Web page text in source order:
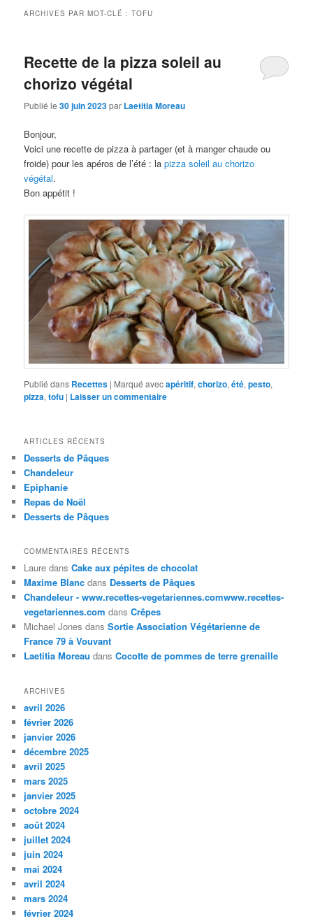
ARCHIVES PAR MOT-CLÉ :TOFU
Recette de la pizza soleil au
chorizo végétal
Publié le30 juin 2023par Laetitia Moreau
Bonjour,
Voici une recette de pizza à partager (et à manger chaude ou
froide) pour les apéros de l’été : lapizza soleil au chorizo
végétal.
Bon appétit !
Publié dans Recettes | Marqué avecapéritif,chorizo,été,pesto,
pizza,tofu | Laisser un commentaire
ARTICLES RÉCENTS
Desserts de Pâques
Chandeleur
Epiphanie
Repas de Noël
Desserts de Pâques
COMMENTAIRES RÉCENTS
Laure dansCake aux pépites de chocolat
Maxime Blanc dans Desserts de Pâques
Chandeleur - www.recettes-vegetariennes.comwww.recettes-
vegetariennes.com dansCrêpes
Michael Jones dansSortie Association Végétarienne de
France 79 à Vouvant
Laetitia Moreau dansCocotte de pommes de terre grenaille
ARCHIVES
avril 2026
février 2026
janvier 2026
décembre 2025
avril 2025
mars 2025
janvier 2025
octobre 2024
août 2024
juillet 2024
juin 2024
mai 2024
avril 2024
mars 2024
février 2024